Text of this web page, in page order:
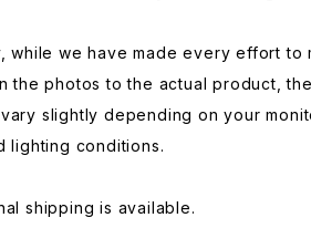
while we have made every effort to
the photos to the actual product,
slightly depending on your
lighting conditions.
shipping is available.